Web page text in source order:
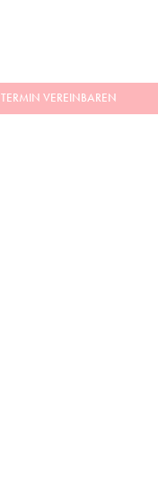
TERMIN VEREINBAREN